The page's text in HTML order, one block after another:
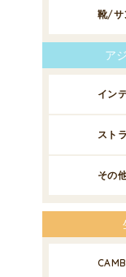
靴/サ
ア
イン
スト
その